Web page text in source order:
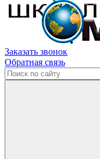
Заказать звонок
Обратная связь